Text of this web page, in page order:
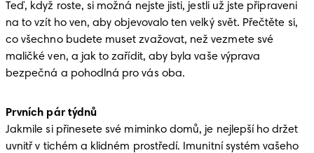
Teď, když roste, si možná nejste jisti, jestli už jste připraveni
na to vzít ho ven, aby objevovalo ten velký svět. Přečtěte si,
co všechno budete muset zvažovat, než vezmete své
maličké ven, a jak to zařídit, aby byla vaše výprava
bezpečná a pohodlná pro vás oba.
Prvních pár týdnů
Jakmile si přinesete své miminko domů, je nejlepší ho držet
uvnitř v tichém a klidném prostředí. Imunitní systém vašeho